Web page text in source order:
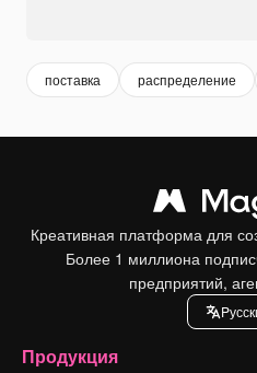
поставка распределение
Креативная платформа для
Более 1 миллиона
предприятий,
Продукция